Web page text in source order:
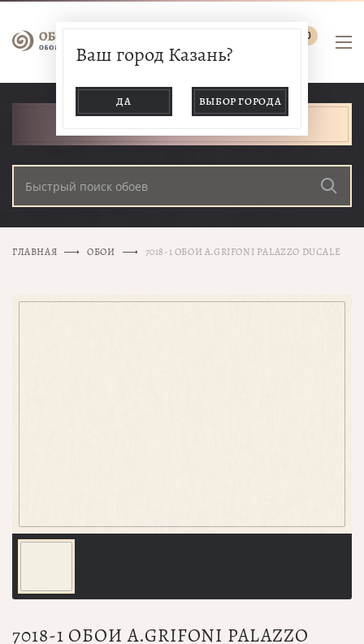
0
Ваш город Казань?
ДА ВЫБОР ГОРОДА
ГЛАВНАЯ ОБОИ 7018-1 ОБОИ A.GRIFONI PALAZZO DUCALE
7018-1 ОБОИ A.GRIFONI PALAZZO